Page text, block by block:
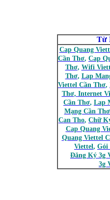
Từ
Cap Quang
Cần Thơ, Cap
Thơ, Wifi
Thơ, Lap
Viettel Cần Thơ,
Thơ, Internet
Cần Thơ, Lap
Mạng Cần
Can Tho, Chữ
Cap Quang
Quang Viettel
Viettel, Gói
Đăng Ký 3g
3g